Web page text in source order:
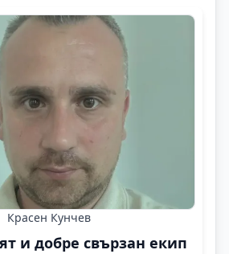
Красен Кунчев
и добре свързан екип